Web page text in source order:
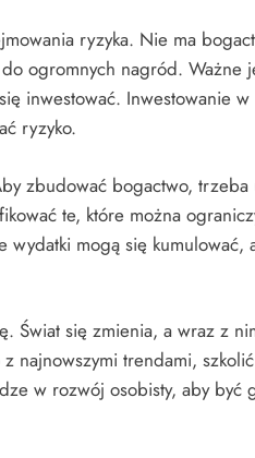
ryzyka. Nie ma
ogromnych nagród. Ważne
inwestować. Inwestowanie
ryzyko.
zbudować bogactwo,
te, które można
mogą się kumulować,
Świat się zmienia, a wraz z
najnowszymi trendami,
w rozwój osobisty, aby być